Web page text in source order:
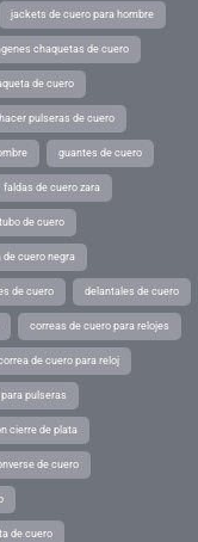
jackets de cuero para hombre
chaquetas de cuero
de cuero
hacer pulseras de cuero
guantes de cuero
faldas de cuero zara
de cuero
de cuero negra
de cuero delantales de cuero
correas de cuero para relojes
de cuero para reloj
pulseras
cierre de plata
de cuero
de cuero